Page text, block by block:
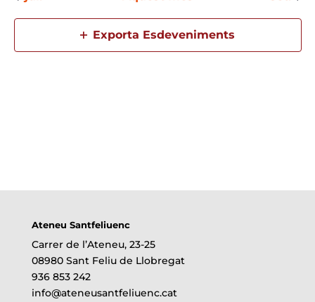
Exporta Esdeveniments
Ateneu Santfeliuenc
Carrer de l’Ateneu, 23-25
08980 Sant Feliu de Llobregat
936 853 242
info@ateneusantfeliuenc.cat